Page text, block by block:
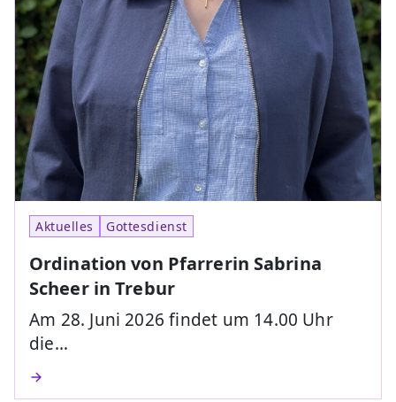
Aktuelles Gottesdienst
Ordination von Pfarrerin Sabrina
Scheer in Trebur
Am 28. Juni 2026 findet um 14.00 Uhr
die…